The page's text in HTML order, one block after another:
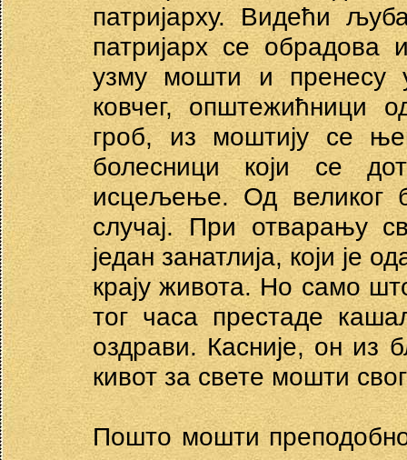
патријарху. Видећи
патријарх се
узму мошти и пренесу
ковчег, општежићници
гроб, из моштију се
болесници који се
исцељење. Од великог
случај. При отварању
један занатлија, који је
крају живота. Но само
тог часа престаде
оздрави. Касније, он из
кивот за свете мошти
Пошто мошти